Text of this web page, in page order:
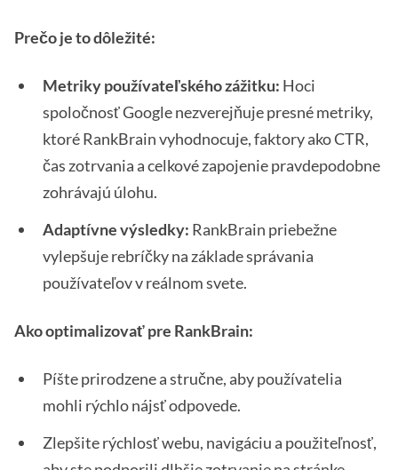
Prečo je to dôležité:
Metriky používateľského zážitku: Hoci
spoločnosť Google nezverejňuje presné metriky,
ktoré RankBrain vyhodnocuje, faktory ako CTR,
čas zotrvania a celkové zapojenie pravdepodobne
zohrávajú úlohu.
Adaptívne výsledky: RankBrain priebežne
vylepšuje rebríčky na základe správania
používateľov v reálnom svete.
Ako optimalizovať pre RankBrain:
Píšte prirodzene a stručne, aby používatelia
mohli rýchlo nájsť odpovede.
Zlepšite rýchlosť webu, navigáciu a použiteľnosť,